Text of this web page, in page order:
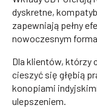
dyskretne,
zapewniają pełny
nowoczesnym
Dla klientów, którzy
cieszyć się głębią
konopiami
ulepszeniem.